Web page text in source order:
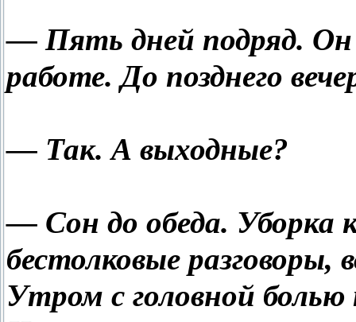
— Пять дней подряд.
работе. До позднего
— Так. А выходные?
— Сон до обеда. Уборка
бестолковые разговоры,
Утром с головной болью